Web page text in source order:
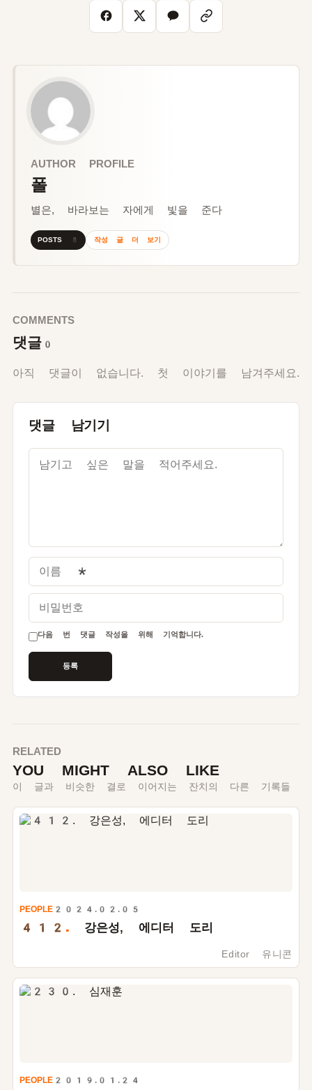
AUTHOR PROFILE
폴
별은, 바라보는 자에게 빛을 준다
POSTS 8 작성 글 더 보기
COMMENTS
댓글 0
아직 댓글이 없습니다. 첫 이야기를 남겨주세요.
댓글 남기기
이름
비밀번호
다음 번 댓글 작성을 위해 기억합니다.
RELATED
YOU MIGHT ALSO LIKE
이 글과 비슷한 결로 이어지는 잔치의 다른 기록들
PEOPLE 2024.02.05
412. 강은성, 에디터 도리
Editor 유니콘
PEOPLE 2019.01.24